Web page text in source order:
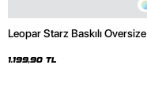
Leopar Starz Baskılı Oversize
1.199,90 TL